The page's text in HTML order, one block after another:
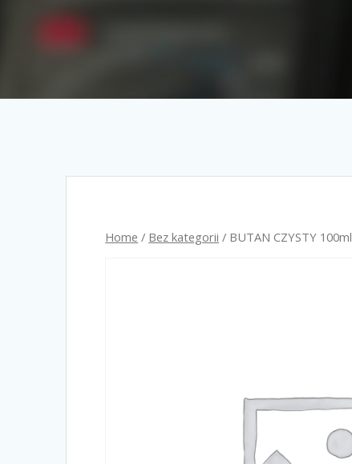
Home / Bez kategorii / BUTAN CZYSTY 100ml